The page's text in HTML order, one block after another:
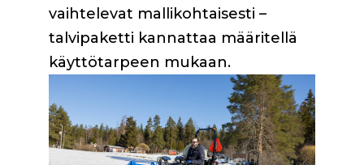
vaihtelevat mallikohtaisesti –
talvipaketti kannattaa määritellä
käyttötarpeen mukaan.